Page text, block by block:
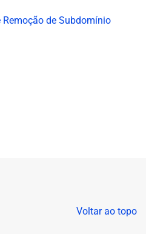
Remoção de Subdomínio
Voltar ao topo